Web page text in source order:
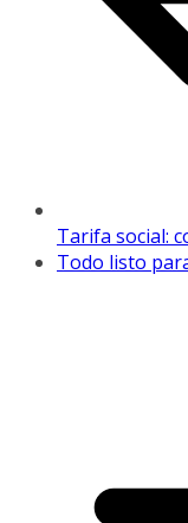
Tarifa social:
Todo listo